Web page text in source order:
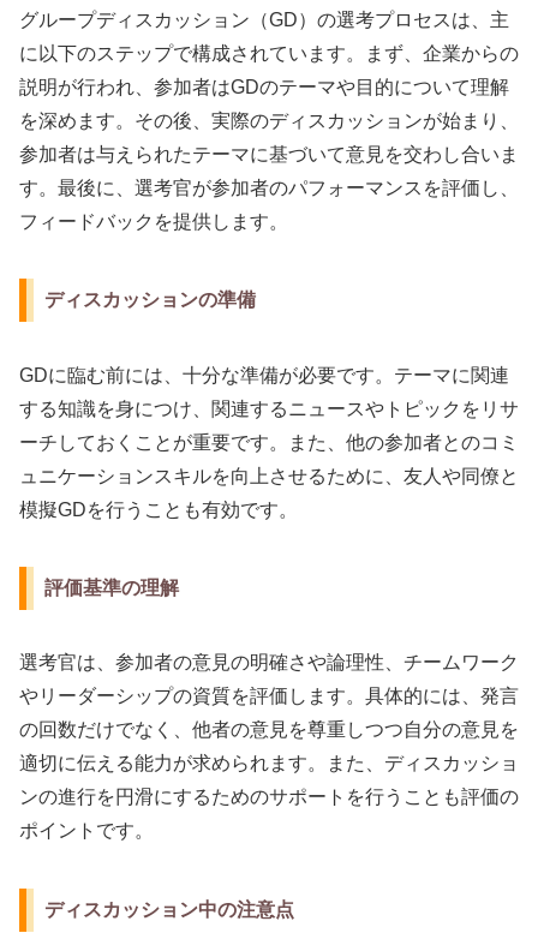
グループディスカッション（GD）の選考プロセスは、主
に以下のステップで構成されています。まず、企業からの
説明が行われ、参加者はGDのテーマや目的について理解
を深めます。その後、実際のディスカッションが始まり、
参加者は与えられたテーマに基づいて意見を交わし合いま
す。最後に、選考官が参加者のパフォーマンスを評価し、
フィードバックを提供します。
ディスカッションの準備
GDに臨む前には、十分な準備が必要です。テーマに関連
する知識を身につけ、関連するニュースやトピックをリサ
ーチしておくことが重要です。また、他の参加者とのコミ
ュニケーションスキルを向上させるために、友人や同僚と
模擬GDを行うことも有効です。
評価基準の理解
選考官は、参加者の意見の明確さや論理性、チームワーク
やリーダーシップの資質を評価します。具体的には、発言
の回数だけでなく、他者の意見を尊重しつつ自分の意見を
適切に伝える能力が求められます。また、ディスカッショ
ンの進行を円滑にするためのサポートを行うことも評価の
ポイントです。
ディスカッション中の注意点